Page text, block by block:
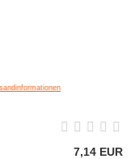
7,14 EUR